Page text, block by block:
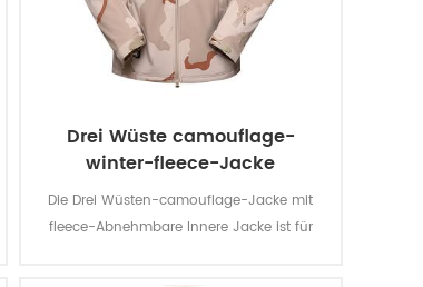
Drei Wüste camouflage-
winter-fleece-Jacke
Die Drei Wüsten-camouflage-Jacke mit
fleece-Abnehmbare Innere Jacke ist für